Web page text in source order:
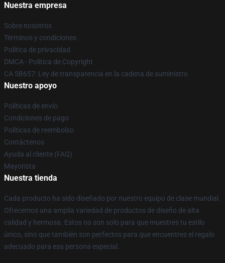
Nuestra empresa
Sobre nosotros
Términos y condiciones
Política de privacidad
DMCA - Política de Copyright
CA SB657: Ley de transparencia en la cadena de suministro
Nuestro apoyo
Políticas de envío
Condiciones de pago
Políticas de reembolso
Contáctenos
Ayuda al cliente (FAQ)
Mayorista
Nuestra tienda
Cada producto ha sido diseñado por nuestro equipo de clase mundial.
Ofrecemos una amplia variedad de productos de diseño de alta
calidad y hermosa. Estos no son solo para que muestres tu estilo
único, sino que también son perfectos para que encuentres el regalo
adecuado para esa persona especial.